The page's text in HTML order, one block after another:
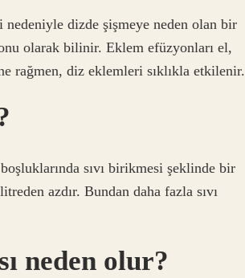
nedeniyle dizde şişmeye neden olan bir
olarak bilinir. Eklem efüzyonları el,
rağmen, diz eklemleri sıklıkla etkilenir.
sıvı birikmesi şeklinde bir
azdır. Bundan daha fazla sıvı
neden olur?